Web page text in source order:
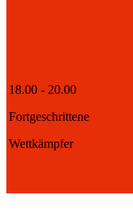
18.00 - 20.00
Fortgeschrittene
Wettkämpfer